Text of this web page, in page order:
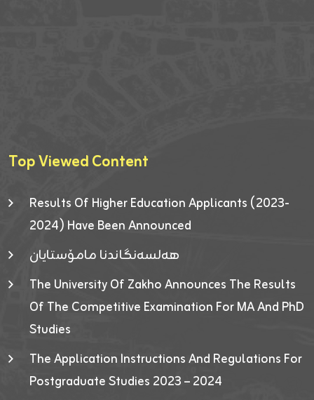
Top Viewed Content
Results Of Higher Education Applicants (2023-
2024) Have Been Announced
هەلسەنگاندنا مامۆستایان
The University Of Zakho Announces The Results
Of The Competitive Examination For MA And PhD
Studies
The Application Instructions And Regulations For
Postgraduate Studies 2023 – 2024